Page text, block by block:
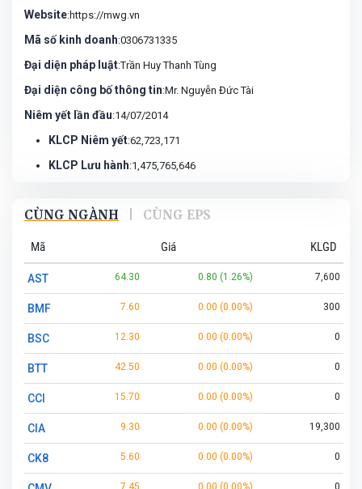
Website:https://mwg.vn
Mã số kinh doanh:0306731335
Đại diện pháp luật:Trần Huy Thanh Tùng
Đại diện công bố thông tin:Mr. Nguyễn Đức Tài
Niêm yết lần đầu:14/07/2014
KLCP Niêm yết:62,723,171
KLCP Lưu hành:1,475,765,646
CÙNG NGÀNH CÙNG EPS
Mã Giá KLGD
AST 64.30 0.80 (1.26%) 7,600
BMF 7.60 0.00 (0.00%) 300
BSC 12.30 0.00 (0.00%) 0
BTT 42.50 0.00 (0.00%) 0
CCI 15.70 0.00 (0.00%) 0
CIA 9.30 0.00 (0.00%) 19,300
CK8 5.60 0.00 (0.00%) 0
7.45 0.00 (0.00%) 0